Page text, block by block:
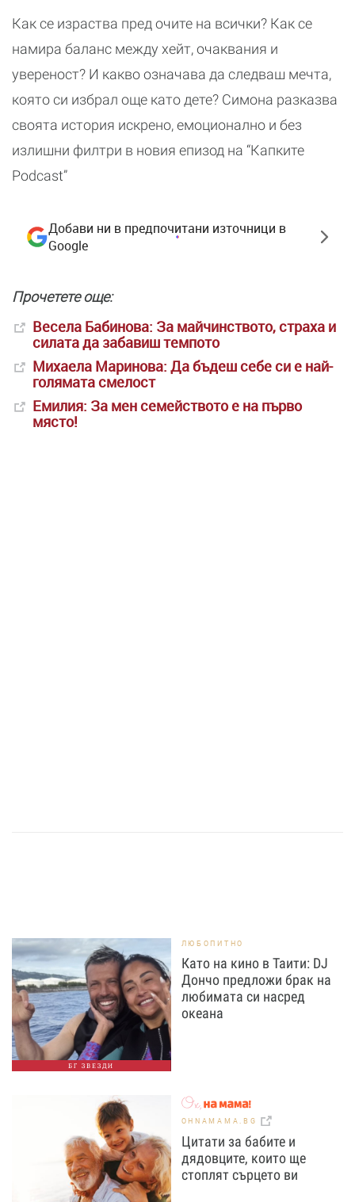
Как се израства пред очите на всички? Как се
намира баланс между хейт, очаквания и
увереност? И какво означава да следваш мечта,
която си избрал още като дете? Симона разказва
своята история искрено, емоционално и без
излишни филтри в новия епизод на “Капките
Podcast”
Добави ни в предпочитани източници в
Google
Прочетете още:
Весела Бабинова: За майчинството, страха и
силата да забавиш темпото
Михаела Маринова: Да бъдеш себе си е най-
голямата смелост
Емилия: За мен семейството е на първо
място!
БГ ЗВЕЗДИ
ЛЮБОПИТНО
Като на кино в Таити: DJ
Дончо предложи брак на
любимата си насред
океана
OHNAMAMA.BG
Цитати за бабите и
дядовците, които ще
стоплят сърцето ви